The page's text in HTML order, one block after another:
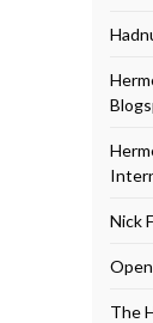
Nick
The